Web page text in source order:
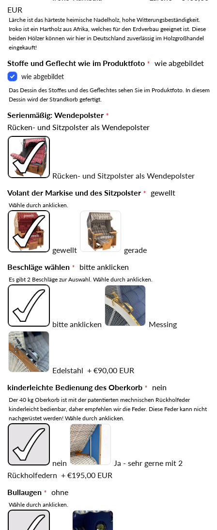
EUR
Lärche ist das härteste heimische Nadelholz, hohe Witterungsbeständigkeit.
Iroko ist ein Hartholz aus Afrika, welches für den Erdverbau geeignet ist. Diese
beiden Hölzer können wir hier in Deutschland zuverlässig im Holzgroßhandel
eingekauft!
Stoffe und Geflecht wie im Produktfoto wie abgebildet
wie abgebildet
Das Dessin des Stoffes und des Geflechtes sehen Sie im Produktfoto. In diesem
Dessin wird der Strandkorb gefertigt.
Serienmäßig: Wendepolster
Rücken- und Sitzpolster als Wendepolster
Rücken- und Sitzpolster als Wendepolster
Volant der Markise und des Sitzpolster
gewellt
Wähle durch anklicken.
gewellt
gerade
Beschläge wählen
bitte anklicken
Es gibt 2 Beschläge zur Auswahl. Wähle durch anklicken.
bitte anklicken Messing
Edelstahl + €90,00 EUR
kinderleichte Bedienung des Oberkorb
nein
Der 40 kg Oberkorb ist mit der patentierten mechnischen Rückholfeder
kinderleicht bedienbar, daher empfehlen wir die Feder. Diese Feder kann nicht
nachgerüstet werden! Wähle durch anklicken.
nein
Ja - sehr gerne mit 2
Rückholfedern + €195,00 EUR
Bullaugen
ohne
Wähle durch anklicken.